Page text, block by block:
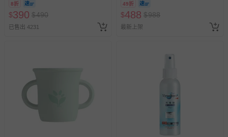
訂單編號兌換，逾期作廢) (大
人小孩均一價(3歲以上需購票))
8折
$390 $490
已售出 4231
49折
$488 $988
最新上架